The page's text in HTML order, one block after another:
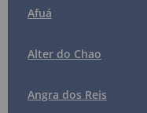
Afuá
Alter do Chao
Angra dos Reis